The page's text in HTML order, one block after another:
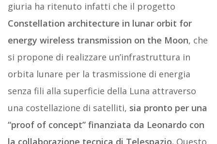
giuria ha ritenuto infatti che il progetto
Constellation architecture in lunar orbit for
energy wireless transmission on the Moon, che
si propone di realizzare un’infrastruttura in
orbita lunare per la trasmissione di energia
senza fili alla superficie della Luna attraverso
una costellazione di satelliti, sia pronto per una
“proof of concept” finanziata da Leonardo con